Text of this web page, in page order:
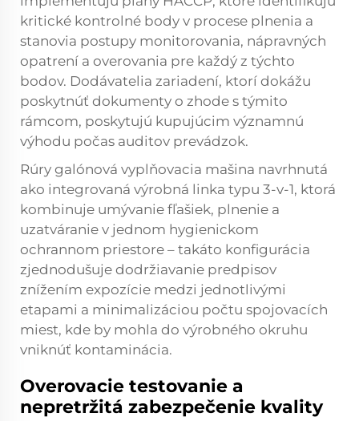
kritické kontrolné body v procese plnenia a
stanovia postupy monitorovania, nápravných
opatrení a overovania pre každý z týchto
bodov. Dodávatelia zariadení, ktorí dokážu
poskytnúť dokumenty o zhode s týmito
rámcom, poskytujú kupujúcim významnú
výhodu počas auditov prevádzok.
Rúry galónová vyplňovacia mašina navrhnutá
ako integrovaná výrobná linka typu 3-v-1, ktorá
kombinuje umývanie fľašiek, plnenie a
uzatváranie v jednom hygienickom
ochrannom priestore – takáto konfigurácia
zjednodušuje dodržiavanie predpisov
znížením expozície medzi jednotlivými
etapami a minimalizáciou počtu spojovacích
miest, kde by mohla do výrobného okruhu
vniknúť kontaminácia.
Overovacie testovanie a
nepretržitá zabezpečenie kvality